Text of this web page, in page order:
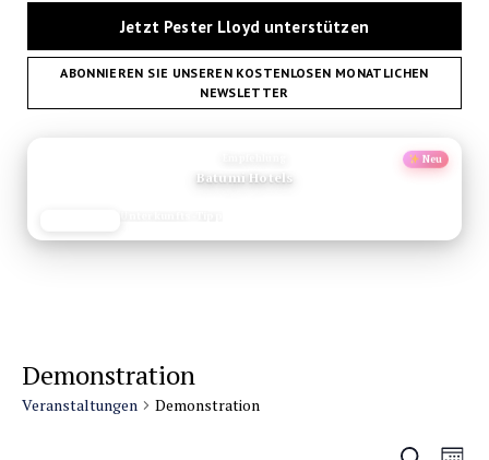
Jetzt Pester Lloyd unterstützen
ABONNIEREN SIE UNSEREN KOSTENLOSEN MONATLICHEN
NEWSLETTER
Neu
Batumi Hotels
Demonstration
Veranstaltungen Demonstration